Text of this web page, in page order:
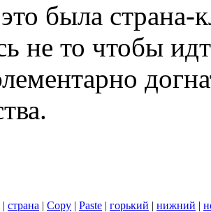
была страна-
не то чтобы
| страна | Copy | Paste | горький | нижний |